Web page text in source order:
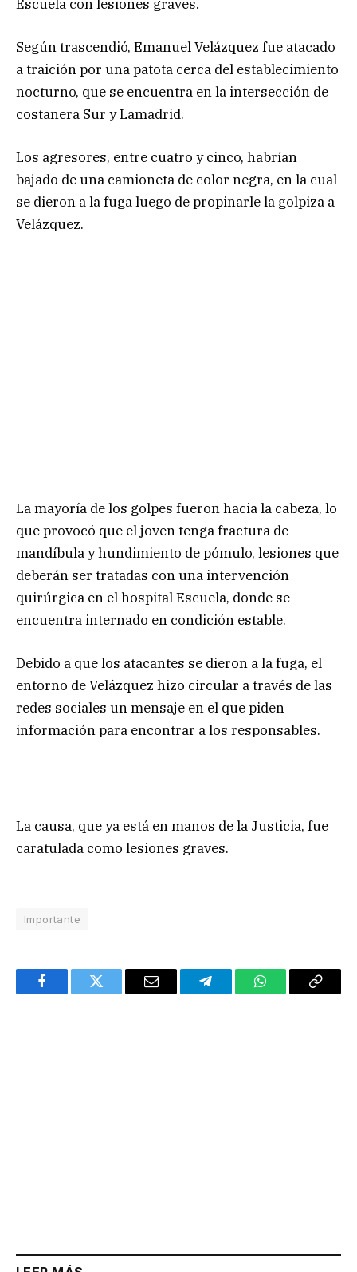
Escuela con lesiones graves.
Según trascendió, Emanuel Velázquez fue atacado
a traición por una patota cerca del establecimiento
nocturno, que se encuentra en la intersección de
costanera Sur y Lamadrid.
Los agresores, entre cuatro y cinco, habrían
bajado de una camioneta de color negra, en la cual
se dieron a la fuga luego de propinarle la golpiza a
Velázquez.
La mayoría de los golpes fueron hacia la cabeza, lo
que provocó que el joven tenga fractura de
mandíbula y hundimiento de pómulo, lesiones que
deberán ser tratadas con una intervención
quirúrgica en el hospital Escuela, donde se
encuentra internado en condición estable.
Debido a que los atacantes se dieron a la fuga, el
entorno de Velázquez hizo circular a través de las
redes sociales un mensaje en el que piden
información para encontrar a los responsables.
La causa, que ya está en manos de la Justicia, fue
caratulada como lesiones graves.
Importante
FacebookTwitter Email TelegramWhatsAppCopy